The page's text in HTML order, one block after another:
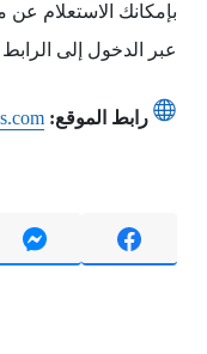
بإمكانك الاستعلام
عبر الدخول إلى الرابط
رابط الموقع: